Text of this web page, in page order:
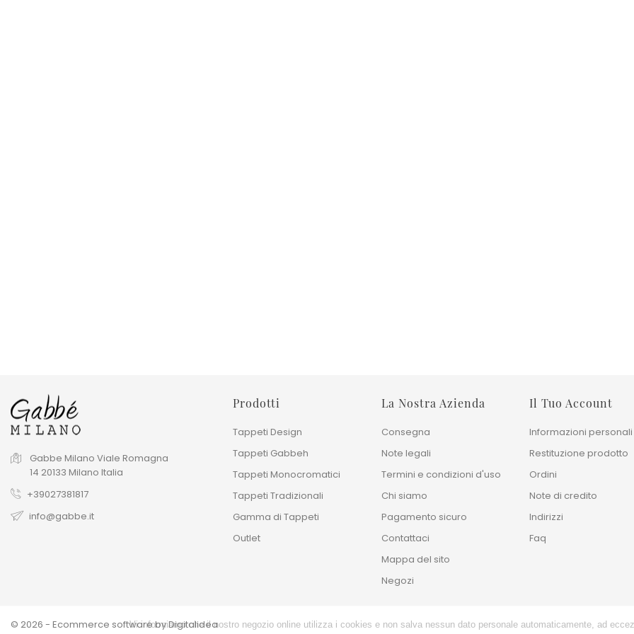
New Trends
Monocromatici
seasonal sale 30%
Gabbe Milano Viale Romagna
14 20133 Milano Italia
+39027381817
info@gabbe.it
Prodotti
Tappeti Design
Tappeti Gabbeh
Tappeti Monocromatici
Tappeti Tradizionali
Gamma di Tappeti
Outlet
La Nostra Azienda
Consegna
Note legali
Termini e condizioni d'uso
Chi siamo
Pagamento sicuro
Contattaci
Mappa del sito
Negozi
Il Tuo Account
Informazioni personali
Restituzione prodotto
Ordini
Note di credito
Indirizzi
Faq
Vi informiamo che il nostro negozio online utilizza i cookies e non salva nessun dato personale automaticamente, ad
×
© 2026 - Ecommerce software by Digitalidea